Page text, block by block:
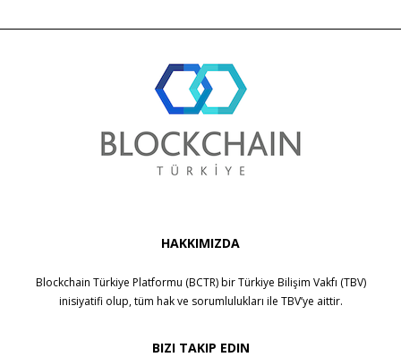
HAKKIMIZDA
Blockchain Türkiye Platformu (BCTR) birTürkiye Bilişim Vakfı (TBV)
inisiyatifi olup, tüm hak ve sorumlulukları ile TBV’ye aittir.
BIZI TAKIP EDIN